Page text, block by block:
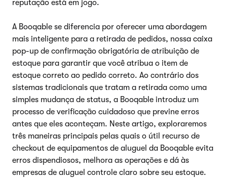
reputação está em jogo.
A Booqable se diferencia por oferecer uma abordagem
mais inteligente para a retirada de pedidos, nossa caixa
pop-up de confirmação obrigatória de atribuição de
estoque para garantir que você atribua o item de
estoque correto ao pedido correto. Ao contrário dos
sistemas tradicionais que tratam a retirada como uma
simples mudança de status, a Booqable introduz um
processo de verificação cuidadoso que previne erros
antes que eles aconteçam. Neste artigo, exploraremos
três maneiras principais pelas quais o útil recurso de
checkout de equipamentos de aluguel da Booqable evita
erros dispendiosos, melhora as operações e dá às
empresas de aluguel controle claro sobre seu estoque.